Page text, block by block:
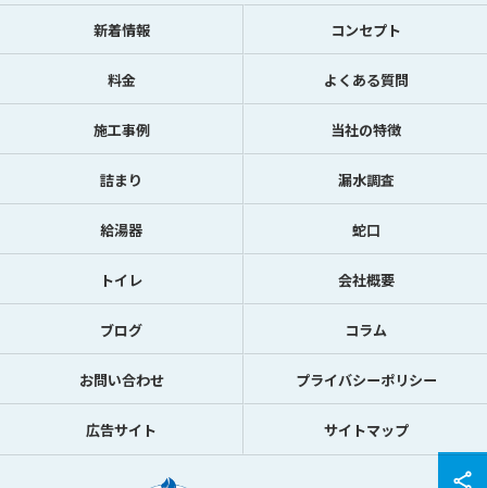
新着情報 コンセプト
料金 よくある質問
施工事例 当社の特徴
詰まり 漏水調査
給湯器 蛇口
トイレ 会社概要
ブログ コラム
お問い合わせ プライバシーポリシー
広告サイト サイトマップ